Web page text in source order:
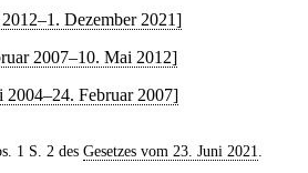
Dezember 2021]
2007–10. Mai 2012]
2004–24. Februar 2007]
1 S. 2 des Gesetzes vom 23. Juni 2021